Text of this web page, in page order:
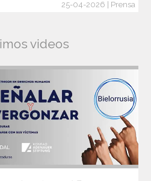
25-04-2026 | Prensa
videos